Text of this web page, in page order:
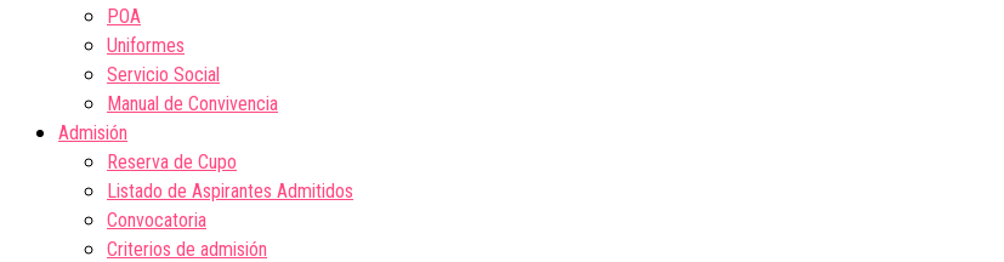
POA
Uniformes
Servicio Social
Manual de Convivencia
Admisión
Reserva de Cupo
Listado de Aspirantes Admitidos
Convocatoria
Criterios de admisión